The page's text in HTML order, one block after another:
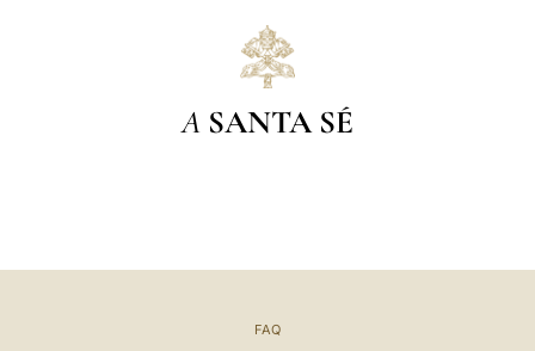
A SANTA SÉ
FAQ